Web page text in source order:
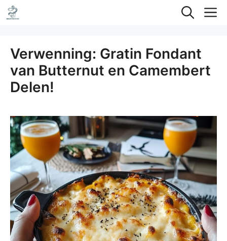
Ga
naar
inhoud
Verwenning: Gratin Fondant
van Butternut en Camembert
Delen!